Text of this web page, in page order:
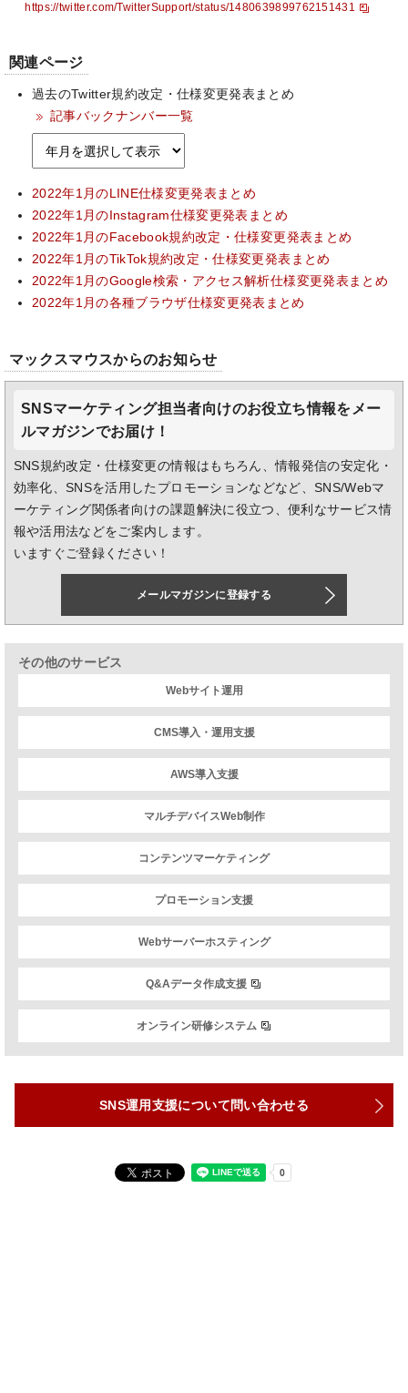
https://twitter.com/TwitterSupport/status/1480639899762151431
関連ページ
過去のTwitter規約改定・仕様変更発表まとめ
記事バックナンバー一覧
2022年1月のLINE仕様変更発表まとめ
2022年1月のInstagram仕様変更発表まとめ
2022年1月のFacebook規約改定・仕様変更発表まとめ
2022年1月のTikTok規約改定・仕様変更発表まとめ
2022年1月のGoogle検索・アクセス解析仕様変更発表まとめ
2022年1月の各種ブラウザ仕様変更発表まとめ
マックスマウスからのお知らせ
SNSマーケティング担当者向けのお役立ち情報をメー
ルマガジンでお届け！
SNS規約改定・仕様変更の情報はもちろん、情報発信の安定化・
効率化、SNSを活用したプロモーションなどなど、SNS/Webマ
ーケティング関係者向けの課題解決に役立つ、便利なサービス情
報や活用法などをご案内します。
いますぐご登録ください！
メールマガジンに登録する
その他のサービス
Webサイト運用
CMS導入・運用支援
AWS導入支援
マルチデバイスWeb制作
コンテンツマーケティング
プロモーション支援
Webサーバーホスティング
Q&Aデータ作成支援
オンライン研修システム
SNS運用支援について問い合わせる